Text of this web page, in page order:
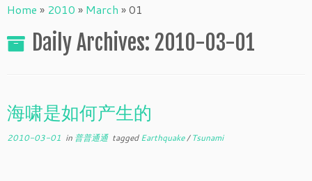
toHome » 2010 » March »01
Daily Archives: 2010-03-01
海啸是如何产生的
2010-03-01 in 普普通通 taggedEarthquake/Tsunami